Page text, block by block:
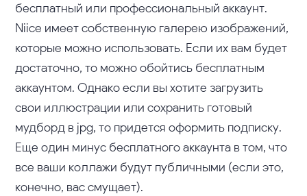
бесплатный или профессиональный аккаунт.
Niice имеет собственную галерею изображений,
которые можно использовать. Если их вам будет
достаточно, то можно обойтись бесплатным
аккаунтом. Однако если вы хотите загрузить
свои иллюстрации или сохранить готовый
мудборд в jpg, то придется оформить подписку.
Еще один минус бесплатного аккаунта в том, что
все ваши коллажи будут публичными (если это,
конечно, вас смущает).